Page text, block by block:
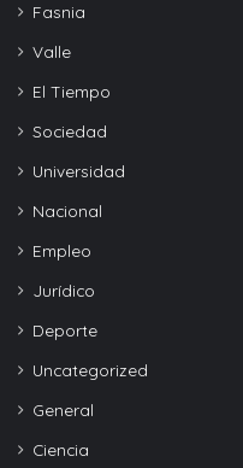
Fasnia
Valle
El Tiempo
Sociedad
Universidad
Nacional
Empleo
Jurídico
Deporte
Uncategorized
General
Ciencia